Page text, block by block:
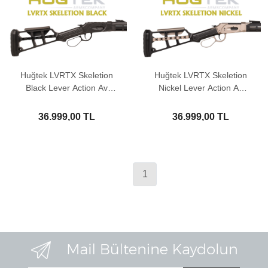
Huğtek LVRTX Skeletion
Black Lever Action Av
36.999,00 TL
Huğtek LVRTX Skeletion
Nickel Lever Action Av
36.999,00 TL
1